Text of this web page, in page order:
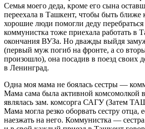
Семья моего деда, кроме его сына
переехала в Ташкент, чтобы быть ближе
хорошие люди помогли деду
коммунистка тоже приехала работать в
окончания ВУЗа. Но дважды выйдя
(первый муж погиб на фронте, а со
произошло), она посадив в поезд своих
в Ленинград.
Одна моя мама не боялась сестры —
Мама сама была активной комсомолкой
являлась зам. комсорга САГУ (Затем
Мама могла резко оборвать сестру отца,
наезжать на него. Коммунистка —